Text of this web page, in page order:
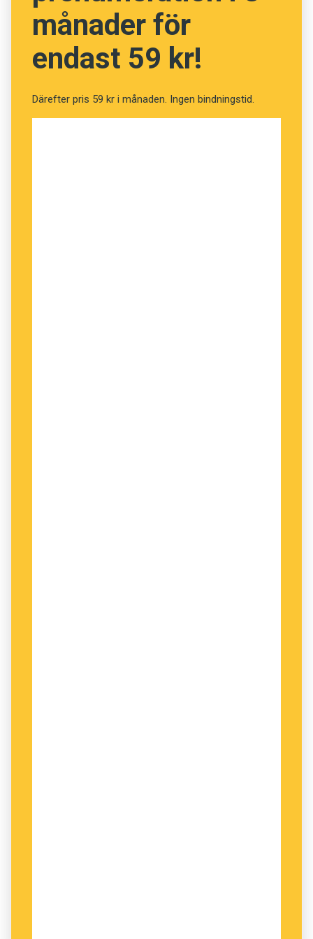
månader för
endast 59 kr!
Därefter pris 59 kr i månaden. Ingen bindningstid.